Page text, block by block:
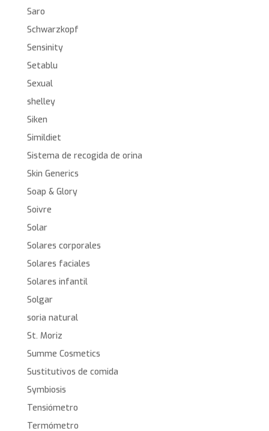
Saro
Schwarzkopf
Sensinity
Setablu
Sexual
shelley
Siken
Simildiet
Sistema de recogida de orina
Skin Generics
Soap & Glory
Soivre
Solar
Solares corporales
Solares faciales
Solares infantil
Solgar
soria natural
St. Moriz
Summe Cosmetics
Sustitutivos de comida
Symbiosis
Tensiómetro
Termómetro